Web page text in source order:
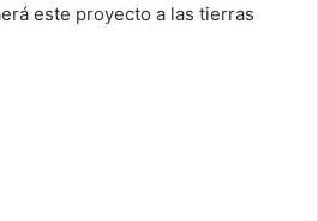
este proyecto a las tierras